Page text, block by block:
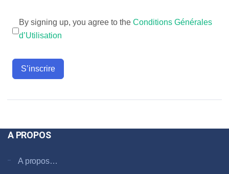
By signing up, you agree to the Conditions Générales
d’Utilisation
S’inscrire
A PROPOS
A propos…